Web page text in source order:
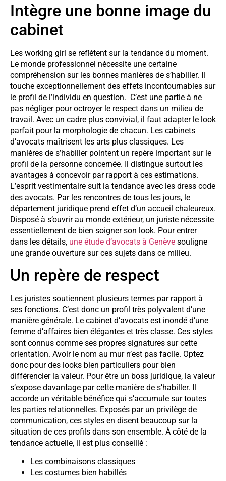
Intègre une bonne image du
cabinet
Les working girl se reflètent sur la tendance du moment.
Le monde professionnel nécessite une certaine
compréhension sur les bonnes manières de s’habiller. Il
touche exceptionnellement des effets incontournables sur
le profil de l’individu en question. C’est une partie à ne
pas négliger pour octroyer le respect dans un milieu de
travail. Avec un cadre plus convivial, il faut adapter le look
parfait pour la morphologie de chacun. Les cabinets
d’avocats maîtrisent les arts plus classiques. Les
manières de s’habiller pointent un repère important sur le
profil de la personne concernée. Il distingue surtout les
avantages à concevoir par rapport à ces estimations.
L’esprit vestimentaire suit la tendance avec les dress code
des avocats. Par les rencontres de tous les jours, le
département juridique prend effet d’un accueil chaleureux.
Disposé à s’ouvrir au monde extérieur, un juriste nécessite
essentiellement de bien soigner son look. Pour entrer
dans les détails, une étude d’avocats à Genève souligne
une grande ouverture sur ces sujets dans ce milieu.
Un repère de respect
Les juristes soutiennent plusieurs termes par rapport à
ses fonctions. C’est donc un profil très polyvalent d’une
manière générale. Le cabinet d’avocats est inondé d’une
femme d’affaires bien élégantes et très classe. Ces styles
sont connus comme ses propres signatures sur cette
orientation. Avoir le nom au mur n’est pas facile. Optez
donc pour des looks bien particuliers pour bien
différencier la valeur. Pour être un boss juridique, la valeur
s’expose davantage par cette manière de s’habiller. Il
accorde un véritable bénéfice qui s’accumule sur toutes
les parties relationnelles. Exposés par un privilège de
communication, ces styles en disent beaucoup sur la
situation de ces profils dans son ensemble. À côté de la
tendance actuelle, il est plus conseillé :
Les combinaisons classiques
Les costumes bien habillés